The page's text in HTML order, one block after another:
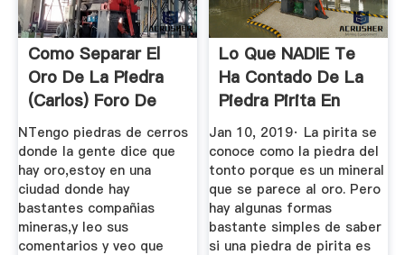
Como Separar El
Oro De La Piedra
(carlos) Foro De
Cursos ...
NTengo piedras de cerros
donde la gente dice que
hay oro,estoy en una
ciudad donde hay
bastantes compañias
mineras,y leo sus
comentarios y veo que
Lo Que NADIE Te
Ha Contado De La
Piedra Pirita En
2019 ...
Jan 10, 2019· La pirita se
conoce como la piedra del
tonto porque es un mineral
que se parece al oro. Pero
hay algunas formas
bastante simples de saber
si una piedra de pirita es